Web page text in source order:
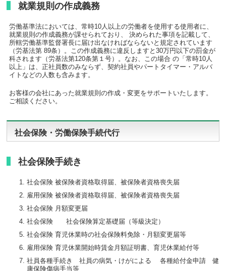
就業規則の作成義務
労働基準法においては、常時10人以上の労働者を使用する使用者に、
就業規則の作成義務が課せられており、 決められた事項を記載して、
所轄労働基準監督署長に届け出なければならないと規定されています
（労基法第 89条）。この作成義務に違反しますと30万円以下の罰金が
科されます（労基法第120条第１号）。なお、この場合 の「常時10人
以上」は、正社員数のみならず、契約社員やパートタイマー・アルバ
イトなどの人数も含みます。
お客様の会社にあった就業規則の作成・変更をサポートいたします。
ご相談ください。
社会保険・労働保険手続代行
社会保険手続き
社会保険 被保険者資格取得届、被保険者資格喪失届
雇用保険 被保険者資格取得届、被保険者資格喪失届
社会保険 月額変更届
社会保険 社会保険算定基礎届（等級決定）
社会保険 育児休業時の社会保険料免除・月額変更届等
雇用保険 育児休業開始時賃金月額証明書、育児休業給付等
社員各種手続き 社員の病気・けがによる 各種給付金申請 健
康保険傷病手当等